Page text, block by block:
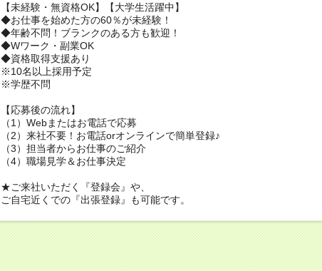
【未経験・無資格OK】【大学生活躍中】
◆お仕事を始めた方の60％が未経験！
◆年齢不問！ブランクのある方も歓迎！
◆Wワーク・副業OK
◆資格取得支援あり
※10名以上採用予定
※学歴不問
【応募後の流れ】
（1）Webまたはお電話で応募
（2）来社不要！お電話orオンラインで簡単登録♪
（3）担当者からお仕事のご紹介
（4）職場見学＆お仕事決定
★ご来社いただく『登録会』や、
ご自宅近くでの『出張登録』も可能です。